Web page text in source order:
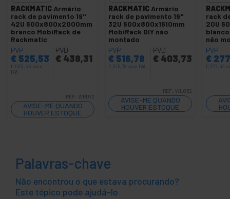
RACKMATIC Armário
rack de pavimento 19"
42U 600x800x2000mm
branco MobiRack de
Rackmatic
PVP
€ 525,53
€ 525,53 com
IVA
PVD
€438,31
REF: WR072
AVISE-ME QUANDO
HOUVER ESTOQUE
RACKMATIC Armário
rack de pavimento 19"
32U 600x800x1610mm
MobiRack DIY não
montado
PVP
€ 516,78
€ 516,78 com IVA
PVD
€403,73
REF: WL032
AVISE-ME QUANDO
HOUVER ESTOQUE
rack
20U
blanco
não
PVP
€
€ 277,54
Palavras-chave
Não encontrou o que estava procurando?
Este tópico pode ajudá-lo